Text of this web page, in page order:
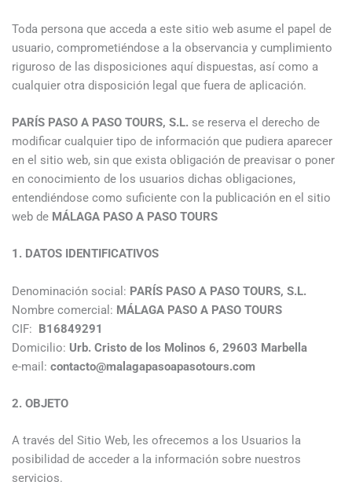
Toda persona que acceda a este sitio web asume el papel de
usuario, comprometiéndose a la observancia y cumplimiento
riguroso de las disposiciones aquí dispuestas, así como a
cualquier otra disposición legal que fuera de aplicación.
PARÍS PASO A PASO TOURS, S.L. se reserva el derecho de
modificar cualquier tipo de información que pudiera aparecer
en el sitio web, sin que exista obligación de preavisar o poner
en conocimiento de los usuarios dichas obligaciones,
entendiéndose como suficiente con la publicación en el sitio
web de MÁLAGA PASO A PASO TOURS
1. DATOS IDENTIFICATIVOS
Denominación social: PARÍS PASO A PASO TOURS, S.L.
Nombre comercial: MÁLAGA PASO A PASO TOURS
CIF: B16849291
Domicilio: Urb. Cristo de los Molinos 6, 29603 Marbella
e-mail: contacto@malagapasoapasotours.com
2. OBJETO
A través del Sitio Web, les ofrecemos a los Usuarios la
posibilidad de acceder a la información sobre nuestros
servicios.